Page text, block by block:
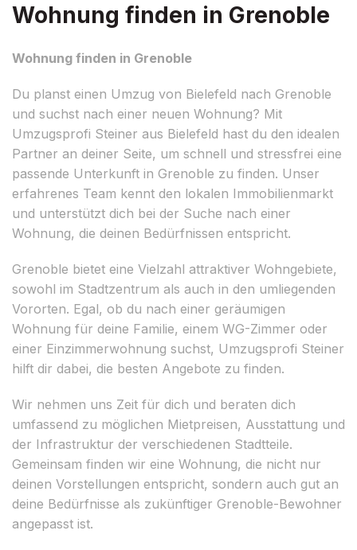
Wohnung finden in Grenoble
Wohnung finden in Grenoble
Du planst einen Umzug von Bielefeld nach Grenoble
und suchst nach einer neuen Wohnung? Mit
Umzugsprofi Steiner aus Bielefeld hast du den idealen
Partner an deiner Seite, um schnell und stressfrei eine
passende Unterkunft in Grenoble zu finden. Unser
erfahrenes Team kennt den lokalen Immobilienmarkt
und unterstützt dich bei der Suche nach einer
Wohnung, die deinen Bedürfnissen entspricht.
Grenoble bietet eine Vielzahl attraktiver Wohngebiete,
sowohl im Stadtzentrum als auch in den umliegenden
Vororten. Egal, ob du nach einer geräumigen
Wohnung für deine Familie, einem WG-Zimmer oder
einer Einzimmerwohnung suchst, Umzugsprofi Steiner
hilft dir dabei, die besten Angebote zu finden.
Wir nehmen uns Zeit für dich und beraten dich
umfassend zu möglichen Mietpreisen, Ausstattung und
der Infrastruktur der verschiedenen Stadtteile.
Gemeinsam finden wir eine Wohnung, die nicht nur
deinen Vorstellungen entspricht, sondern auch gut an
deine Bedürfnisse als zukünftiger Grenoble-Bewohner
angepasst ist.